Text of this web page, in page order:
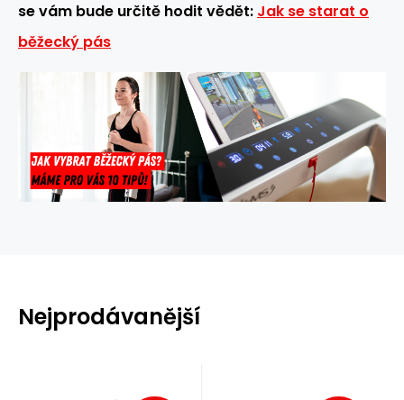
se vám bude určitě hodit vědět: Jak se starat o
běžecký pás
Nejprodávanější